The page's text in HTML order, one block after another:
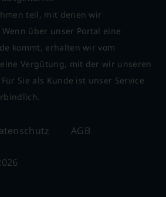
teil, mit denen wir
über unser Portal eine
kommt, erhalten wir vom
Vergütung, mit der wir unseren
Sie als Kunde ist unser Service
AGB